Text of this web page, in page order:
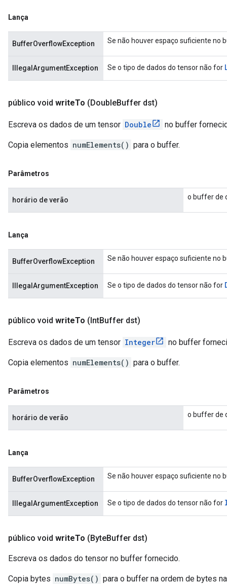
Lança
BufferOverflowException Se não houver espaço suficiente no
IllegalArgumentException Se o tipo de dados do tensor não for
público void writeTo (DoubleBuffer dst)
Escreva os dados de um tensor Double no buffer
Copia elementos numElements() para o buffer.
Parâmetros
horário de verão o buffer de
Lança
BufferOverflowException Se não houver espaço suficiente no
IllegalArgumentException Se o tipo de dados do tensor não for
público void writeTo (IntBuffer dst)
Escreva os dados de um tensor Integer no buffer
Copia elementos numElements() para o buffer.
Parâmetros
horário de verão o buffer de
Lança
BufferOverflowException Se não houver espaço suficiente no
IllegalArgumentException Se o tipo de dados do tensor não for
público void writeTo (ByteBuffer dst)
Escreva os dados do tensor no buffer fornecido.
Copia bytes numBytes() para o buffer na ordem de bytes